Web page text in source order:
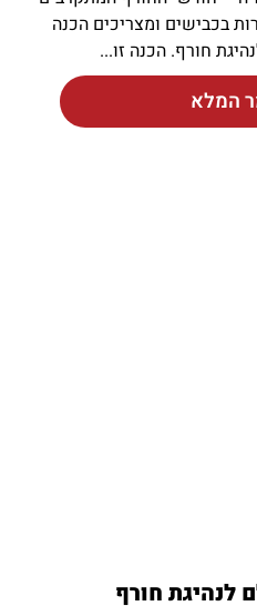
בכבישים ומצריכים הכנה
חורף. הכנה זו
המלא
לנהיגת חורף